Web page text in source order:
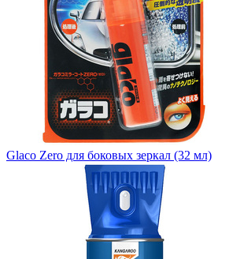
Glaco Zero для боковых зеркал (32 мл)